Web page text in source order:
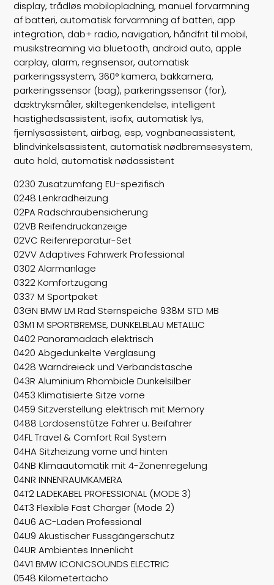
display, trådløs mobilopladning, manuel forvarmning
af batteri, automatisk forvarmning af batteri, app
integration, dab+ radio, navigation, håndfrit til mobil,
musikstreaming via bluetooth, android auto, apple
carplay, alarm, regnsensor, automatisk
parkeringssystem, 360° kamera, bakkamera,
parkeringssensor (bag), parkeringssensor (for),
dæktryksmåler, skiltegenkendelse, intelligent
hastighedsassistent, isofix, automatisk lys,
fjernlysassistent, airbag, esp, vognbaneassistent,
blindvinkelsassistent, automatisk nødbremsesystem,
auto hold, automatisk nødassistent
0230 Zusatzumfang EU-spezifisch
0248 Lenkradheizung
02PA Radschraubensicherung
02VB Reifendruckanzeige
02VC Reifenreparatur-Set
02VV Adaptives Fahrwerk Professional
0302 Alarmanlage
0322 Komfortzugang
0337 M Sportpaket
03GN BMW LM Rad Sternspeiche 938M STD MB
03M1 M SPORTBREMSE, DUNKELBLAU METALLIC
0402 Panoramadach elektrisch
0420 Abgedunkelte Verglasung
0428 Warndreieck und Verbandstasche
043R Aluminium Rhombicle Dunkelsilber
0453 Klimatisierte Sitze vorne
0459 Sitzverstellung elektrisch mit Memory
0488 Lordosenstütze Fahrer u. Beifahrer
04FL Travel & Comfort Rail System
04HA Sitzheizung vorne und hinten
04NB Klimaautomatik mit 4-Zonenregelung
04NR INNENRAUMKAMERA
04T2 LADEKABEL PROFESSIONAL (MODE 3)
04T3 Flexible Fast Charger (Mode 2)
04U6 AC-Laden Professional
04U9 Akustischer Fussgängerschutz
04UR Ambientes Innenlicht
04V1 BMW ICONICSOUNDS ELECTRIC
0548 Kilometertacho